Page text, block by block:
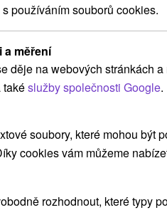
používáním souborů cookies.
a měření
děje na webových stránkách
takéslužby společnosti Google.
soubory, které mohou být
cookies vám můžeme
rozhodnout, které typy